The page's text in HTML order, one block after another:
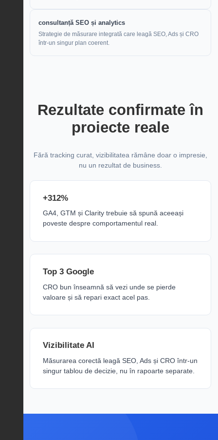
consultanță SEO și analytics
Strategie de măsurare integrată care leagă SEO, Ads și CRO
într-un singur plan coerent.
Rezultate confirmate în
proiecte reale
Fără tracking curat, vizibilitatea rămâne doar o impresie,
nu un rezultat de business.
+312%
GA4, GTM și Clarity trebuie să spună aceeași
poveste despre comportamentul real.
Top 3 Google
CRO bun înseamnă să vezi unde se pierde
valoare și să repari exact acel pas.
Vizibilitate AI
Măsurarea corectă leagă SEO, Ads și CRO într-un
singur tablou de decizie, nu în rapoarte separate.